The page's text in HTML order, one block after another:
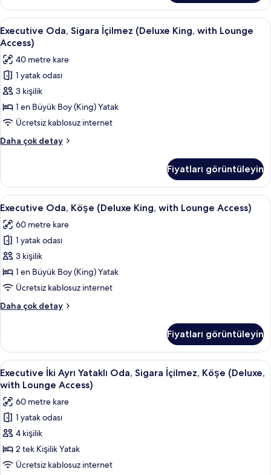
görün
Kişilik
Yatak,
Sigara
İçilmez
hakkında
daha
fazla
detay
Executive
Oda,
Sigara
İçilmez
(Deluxe
King,
with
Lounge
Access)
için
fotoğrafları
görün
Executive Oda, Sigara İçilmez
24
Executive Oda, Sigara İçilmez (Deluxe King, with Lounge
Access)
40 metre kare
1 yatak odası
3 kişilik
1 en Büyük Boy (King) Yatak
Ücretsiz kablosuz internet
Daha çok detay
Executive
(Deluxe
King,
with
Access)
hakkında
fazla
detay
Fiyatları görüntüleyin
Executive
Oda,
Köşe
(Deluxe
King,
with
Lounge
için
görün
Executive Oda, Köşe (Deluxe King,
25
Executive Oda, Köşe (Deluxe King, with Lounge Access)
60 metre kare
1 yatak odası
3 kişilik
1 en Büyük Boy (King) Yatak
Ücretsiz kablosuz internet
Daha çok detay
Executive
King,
with
Lounge
Access)
daha
fazla
detay
Fiyatları görüntüleyin
Executive
İki
Ayrı
Yataklı
Oda,
Sigara
İçilmez,
Köşe
Executive İki Ayrı Yataklı Oda,
26
Executive İki Ayrı Yataklı Oda, Sigara İçilmez, Köşe (Deluxe,
with Lounge Access)
60 metre kare
1 yatak odası
4 kişilik
2 tek Kişilik Yatak
Ücretsiz kablosuz internet